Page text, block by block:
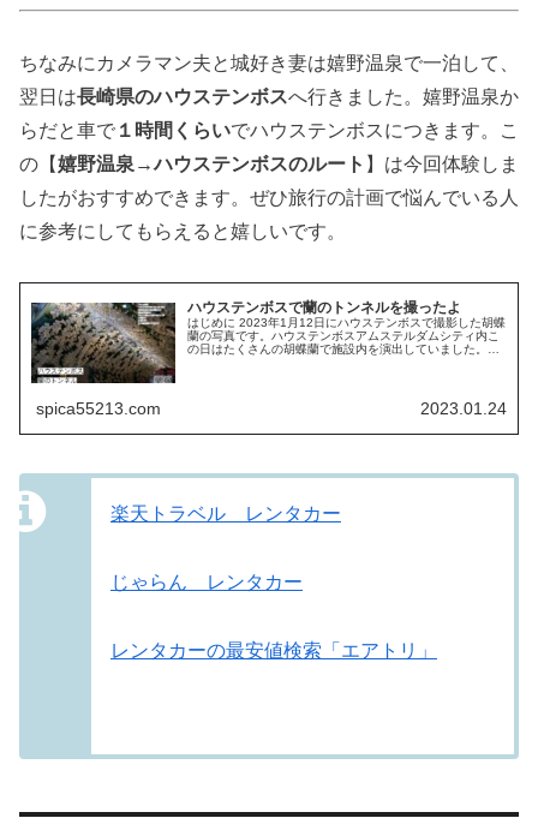
ちなみにカメラマン夫と城好き妻は嬉野温泉で一泊して、
翌日は長崎県のハウステンボスへ行きました。嬉野温泉か
らだと車で １時間くらいでハウステンボスにつきます。こ
の【嬉野温泉→ハウステンボスのルート 】は今回体験しま
したがおすすめできます。ぜひ旅行の計画で悩んでいる人
に参考にしてもらえると嬉しいです。
ハウステンボスで蘭のトンネルを撮ったよ
はじめに 2023年1月12日にハウステンボスで撮影した胡蝶
蘭の写真です。ハウステンボスアムステルダムシティ内こ
の日はたくさんの胡蝶蘭で施設内を演出していました。特
spica55213.com 2023.01.24
楽天トラベル レンタカー
じゃらん レンタカー
レンタカーの最安値検索「エアトリ」